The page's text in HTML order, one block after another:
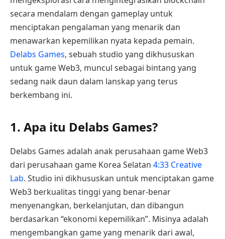
secara mendalam dengan gameplay untuk
menciptakan pengalaman yang menarik dan
menawarkan kepemilikan nyata kepada pemain.
Delabs Games, sebuah studio yang dikhususkan
untuk game Web3, muncul sebagai bintang yang
sedang naik daun dalam lanskap yang terus
berkembang ini.
1. Apa itu Delabs Games?
Delabs Games adalah anak perusahaan game Web3
dari perusahaan game Korea Selatan 4:33 Creative
Lab. Studio ini dikhususkan untuk menciptakan game
Web3 berkualitas tinggi yang benar-benar
menyenangkan, berkelanjutan, dan dibangun
berdasarkan “ekonomi kepemilikan”. Misinya adalah
mengembangkan game yang menarik dari awal,